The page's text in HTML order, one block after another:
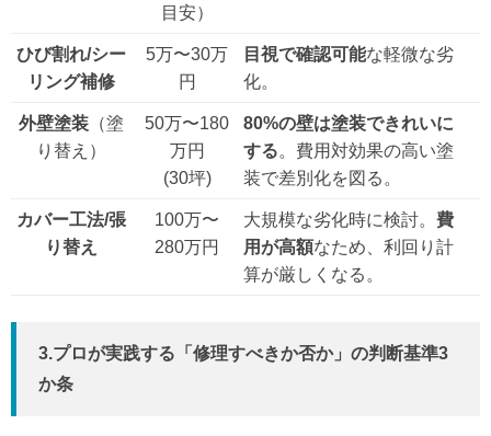
目安）
ひび割れ/シー
リング補修
5万〜30万
円
目視で確認可能な軽微な劣
化。
外壁塗装（塗
り替え）
50万〜180
万円
(30坪)
80%の壁は塗装できれいに
する。費用対効果の高い塗
装で差別化を図る。
カバー工法/張
り替え
100万〜
280万円
大規模な劣化時に検討。 費
用が高額なため、利回り計
算が厳しくなる。
3.プロが実践する「修理すべきか否か」の判断基準3
か条